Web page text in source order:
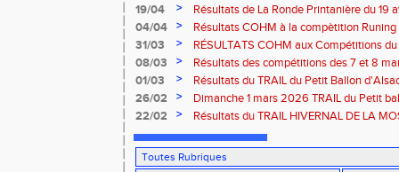
19/04
>
Résultats de La Ronde Printanière du 19
route de Belfort
04/04 >
Résultats COHM à la compètition
court" des 4 et 5 avril à Toul
31/03 >
RÉSULTATS COHM aux Compétitions
08/03
>
Résultats des compétitions des 7 et 8
01/03
>
Résultats du TRAIL du Petit Ballon
Rouffach-68
26/02 >
Dimanche 1 mars 2026 TRAIL du Petit
ROUFFACH 68
22/02 >
Résultats du TRAIL HIVERNAL DE LA